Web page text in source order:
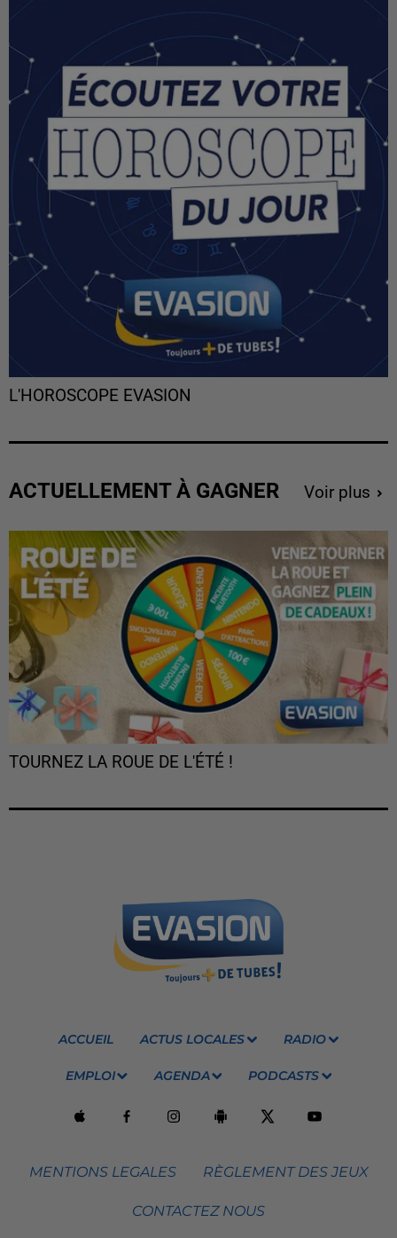
L'HOROSCOPE EVASION
ACTUELLEMENT À GAGNER Voir plus
TOURNEZ LA ROUE DE L'ÉTÉ !
ACCUEIL ACTUS LOCALES RADIO
EMPLOI AGENDA PODCASTS
MENTIONS LEGALES RÈGLEMENT DES JEUX
CONTACTEZ NOUS